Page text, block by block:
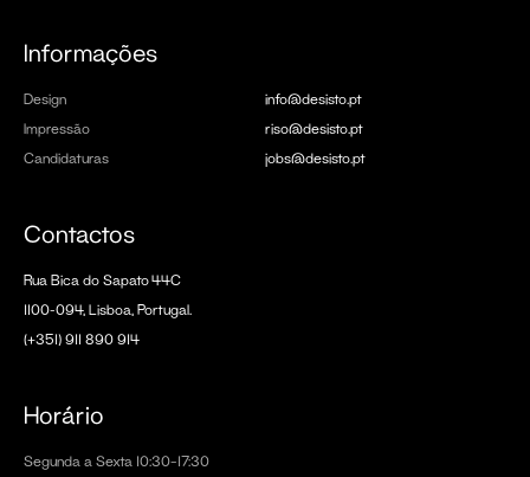
Informações
Design
info@desisto.pt
Impressão
riso@desisto.pt
Candidaturas
jobs@desisto.pt
Contactos
Rua Bica do Sapato 44C
1100-094, Lisboa, Portugal.
(+351) 911 890 914
Horário
Segunda a Sexta 10:30–17:30